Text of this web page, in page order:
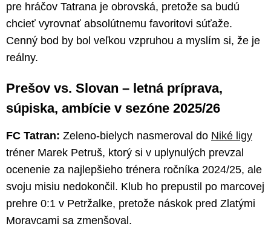
pre hráčov Tatrana je obrovská, pretože sa budú
chcieť vyrovnať absolútnemu favoritovi súťaže.
Cenný bod by bol veľkou vzpruhou a myslím si, že je
reálny.
Prešov vs. Slovan – letná príprava,
súpiska, ambície v sezóne 2025/26
FC Tatran: Zeleno-bielych nasmeroval do Niké ligy
tréner Marek Petruš, ktorý si v uplynulých prevzal
ocenenie za najlepšieho trénera ročníka 2024/25, ale
svoju misiu nedokončil. Klub ho prepustil po marcovej
prehre 0:1 v Petržalke, pretože náskok pred Zlatými
Moravcami sa zmenšoval.